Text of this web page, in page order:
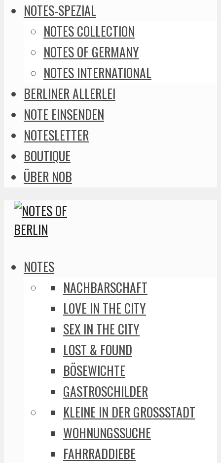
NOTES-SPEZIAL
NOTES COLLECTION
NOTES OF GERMANY
NOTES INTERNATIONAL
BERLINER ALLERLEI
NOTE EINSENDEN
NOTESLETTER
BOUTIQUE
ÜBER NOB
NOTES
NACHBARSCHAFT
LOVE IN THE CITY
SEX IN THE CITY
LOST & FOUND
BÖSEWICHTE
GASTROSCHILDER
KLEINE IN DER GROSSSTADT
WOHNUNGSSUCHE
FAHRRADDIEBE